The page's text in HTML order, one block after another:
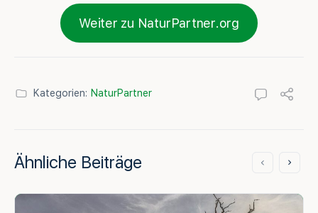
Weiter zu NaturPartner.org
Kategorien: NaturPartner
Ähnliche Beiträge